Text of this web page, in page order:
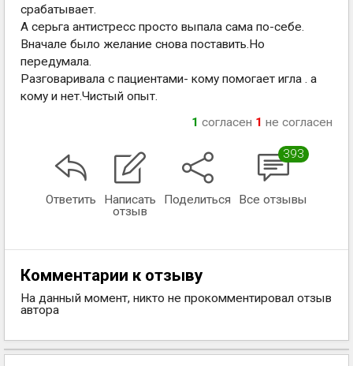
срабатывает.
А серьга антистресс просто выпала сама по-себе.
Вначале было желание снова поставить.Но
передумала.
Разговаривала с пациентами- кому помогает игла . а
кому и нет.Чистый опыт.
1 согласен 1 не согласен
Ответить
Написать
отзыв
Поделиться
393
Все отзывы
Комментарии к отзыву
На данный момент, никто не прокомментировал отзыв
автора